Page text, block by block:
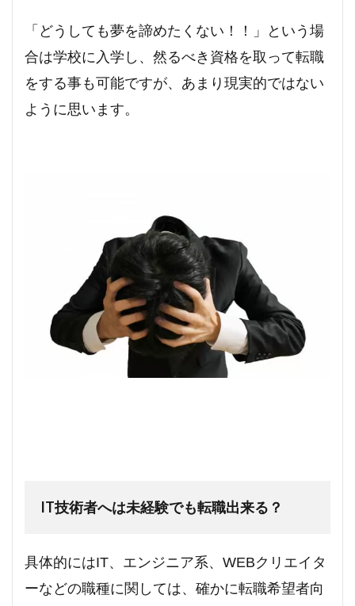
「どうしても夢を諦めたくない！！」という場
合は学校に入学し、然るべき資格を取って転職
をする事も可能ですが、あまり現実的ではない
ように思います。
IT技術者へは未経験でも転職出来る？
具体的にはIT、エンジニア系、WEBクリエイタ
ーなどの職種に関しては、確かに転職希望者向